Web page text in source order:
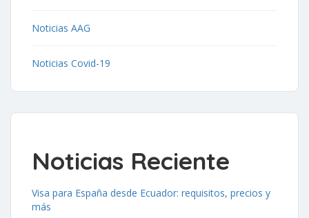
Noticias AAG
Noticias Covid-19
Noticias Reciente
Visa para España desde Ecuador: requisitos, precios y
más